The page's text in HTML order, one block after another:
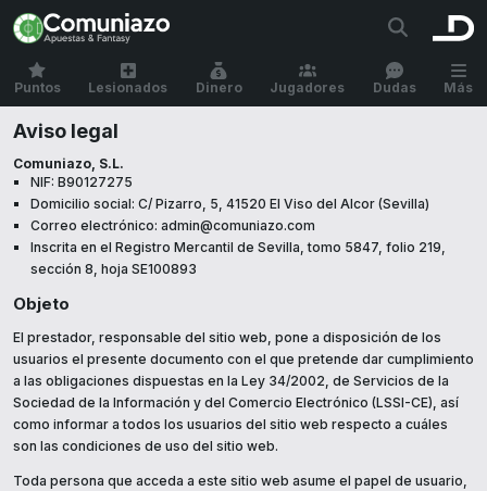
Puntos Lesionados Dinero Jugadores Dudas Más
Aviso legal
Comuniazo, S.L.
NIF: B90127275
Domicilio social: C/ Pizarro, 5, 41520 El Viso del Alcor (Sevilla)
Correo electrónico: admin@comuniazo.com
Inscrita en el Registro Mercantil de Sevilla, tomo 5847, folio 219,
sección 8, hoja SE100893
Objeto
El prestador, responsable del sitio web, pone a disposición de los
usuarios el presente documento con el que pretende dar cumplimiento
a las obligaciones dispuestas en la Ley 34/2002, de Servicios de la
Sociedad de la Información y del Comercio Electrónico (LSSI-CE), así
como informar a todos los usuarios del sitio web respecto a cuáles
son las condiciones de uso del sitio web.
Toda persona que acceda a este sitio web asume el papel de usuario,